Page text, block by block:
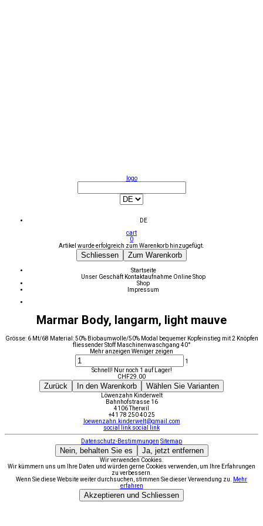
logo
DE
cart
0
Artikel wurde erfolgreich zum Warenkorb hinzugefügt.
Schliessen Zum Warenkorb
Startseite
Unser Geschäft Kontaktaufnahme Online Shop
Shop
Impressum
Marmar Body, langarm, light mauve
Grösse: 6 Mt/68 Material: 50% Biobaumwolle/50% Modal bequemer Kopfeinstieg mit 2 Knöpfen
fliessender Stoff Maschinenwaschgang 40°
Mehr anzeigen Weniger zeigen
1
Schnell! Nur noch 1 auf Lager!
CHF29.00
Zurück In den Warenkorb Wählen Sie Varianten
Löwenzahn Kinderwelt
Bahnhofstrasse 16
4106 Therwil
+41 78 250 40 25
loewenzahn.kinderwelt@gmail.com
social link social link
Datenschutz-Bestimmungen Sitemap
Nein, behalten Sie es Ja, jetzt entfernen
Wir verwenden Cookies.
Wir kümmern uns um Ihre Daten und würden gerne Cookies verwenden, um Ihre Erfahrungen
zu verbessern.
Wenn Sie diese Website weiter durchsuchen, stimmen Sie dieser Verwendung zu.
Mehr
erfahren
Akzeptieren und Schliessen